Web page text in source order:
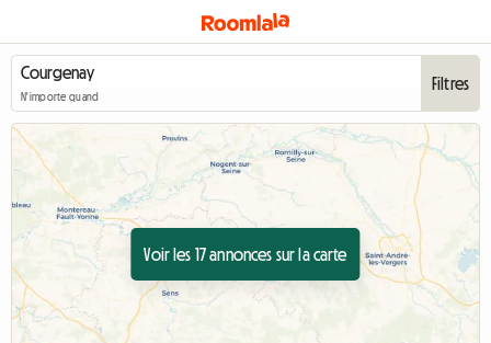
N'importe quand
Filtres
Voir les 17 annonces sur la carte